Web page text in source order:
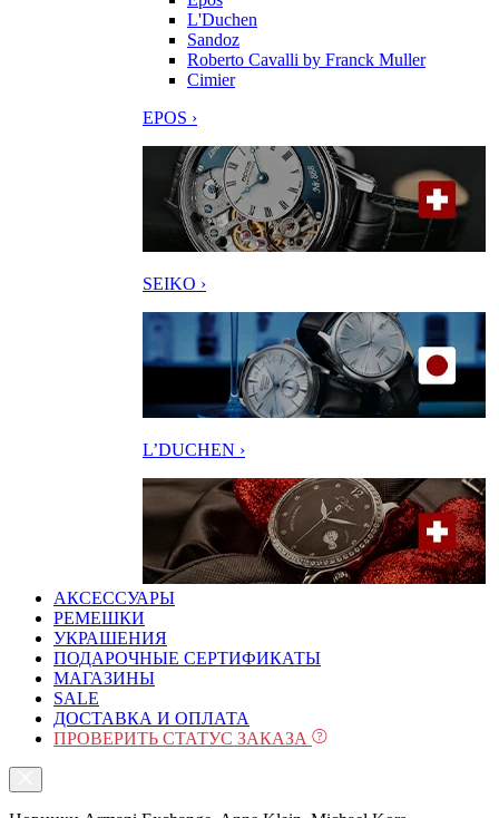
L'Duchen
Sandoz
Roberto Cavalli by Franck Muller
Cimier
EPOS ›
SEIKO ›
L’DUCHEN ›
АКСЕССУАРЫ
РЕМЕШКИ
УКРАШЕНИЯ
ПОДАРОЧНЫЕ СЕРТИФИКАТЫ
МАГАЗИНЫ
SALE
ДОСТАВКА И ОПЛАТА
ПРОВЕРИТЬ СТАТУС ЗАКАЗА